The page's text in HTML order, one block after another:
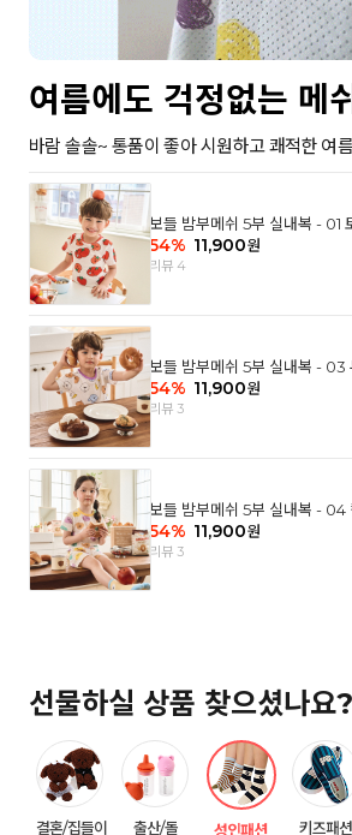
여름에도 걱정없는 메
바람 솔솔~ 통품이 좋아 시원하고 쾌적한 여
보들 밤부메쉬 5부 실내복 - 01
어
54% 11,900원
리뷰 4
보들 밤부메쉬 5부 실내복 - 03
54% 11,900원
리뷰 3
보들 밤부메쉬 5부 실내복 - 04
54% 11,900원
리뷰 3
선물하실 상품 찾으셨나요?
결혼/집들이 출산/돌 성인패션 키즈패션